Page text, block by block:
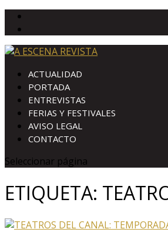
ACTUALIDAD
PORTADA
ENTREVISTAS
FERIAS Y FESTIVALES
AVISO LEGAL
CONTACTO
Seleccionar página
ETIQUETA: